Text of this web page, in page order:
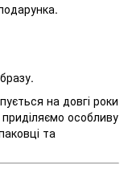
на довгі роки
особливу
та